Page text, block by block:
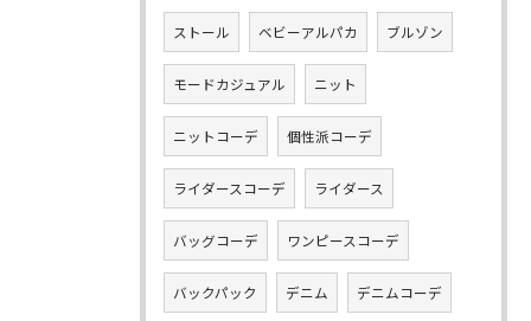
ストール ベビーアルパカ ブルゾン
モードカジュアル ニット
ニットコーデ 個性派コーデ
ライダースコーデ ライダース
バッグコーデ ワンピースコーデ
バックパック デニム デニムコーデ